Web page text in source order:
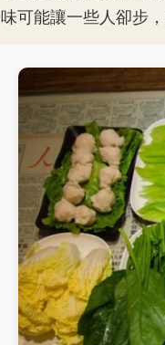
味可能讓一些人卻步